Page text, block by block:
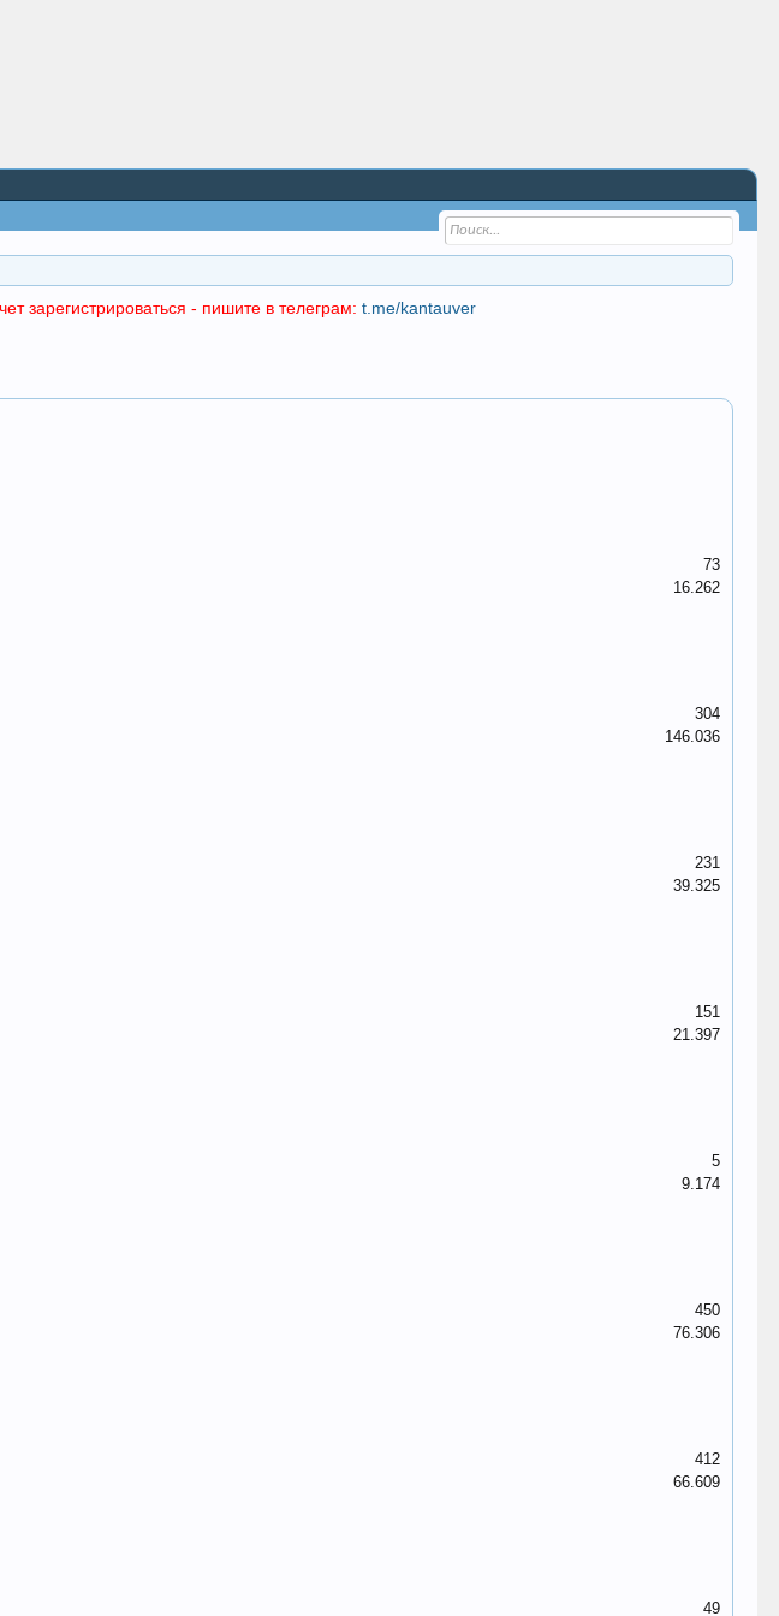
зарегистрироваться - пишите в телеграм: t.me/kantauver
73
16.262
304
146.036
231
39.325
151
21.397
5
9.174
450
76.306
412
66.609
49